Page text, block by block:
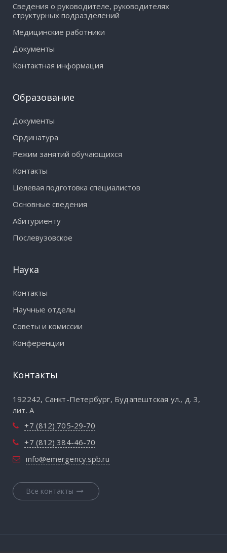
Сведения о руководителе, руководителях
структурных подразделений
Медицинские работники
Документы
Контактная информация
Образование
Документы
Ординатура
Режим занятий обучающихся
Контакты
Целевая подготовка специалистов
Основные сведения
Абитуриенту
Послевузовское
Наука
Контакты
Научные отделы
Советы и комиссии
Конференции
Контакты
192242, Санкт-Петербург, Будапештская ул., д. 3,
лит. А
+7 (812) 705-29-70
+7 (812) 384-46-70
info@emergency.spb.ru
Все контакты